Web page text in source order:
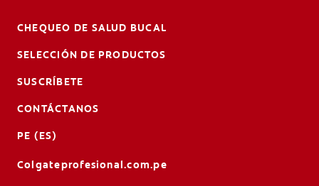
CHEQUEO DE SALUD BUCAL
SELECCIÓN DE PRODUCTOS
SUSCRÍBETE
CONTÁCTANOS
PE (ES)
Colgateprofesional.com.pe